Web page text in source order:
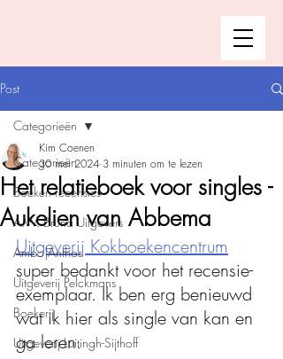
Post
Categorieën
Boeken recensies
A.W. Bruna Uitgevers
Ambo|Anthos
Uitgeverij Pelckmans
Boekerij
Uitgeverij Luitingh-Sijthoff
Categorieën
Het relatieboek voor singles -
Aukelien van Abbema
Kim Coenen
30 mei 2024 3 minuten om te lezen
Uitgeverij Kokboekencentrum
super bedankt voor het recensie-
exemplaar. Ik ben erg benieuwd
wat ik hier als single van kan en
ga leren.